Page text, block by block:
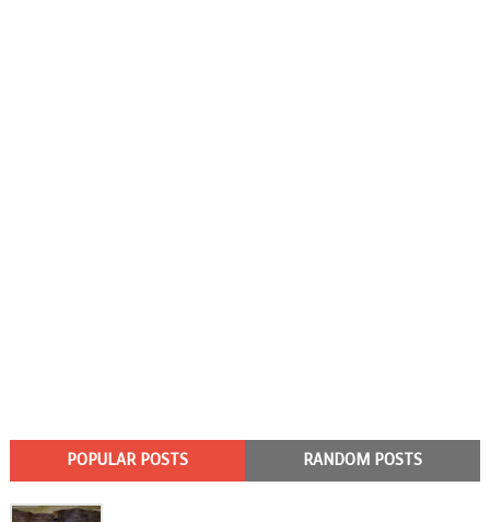
POPULAR POSTS RANDOM POSTS